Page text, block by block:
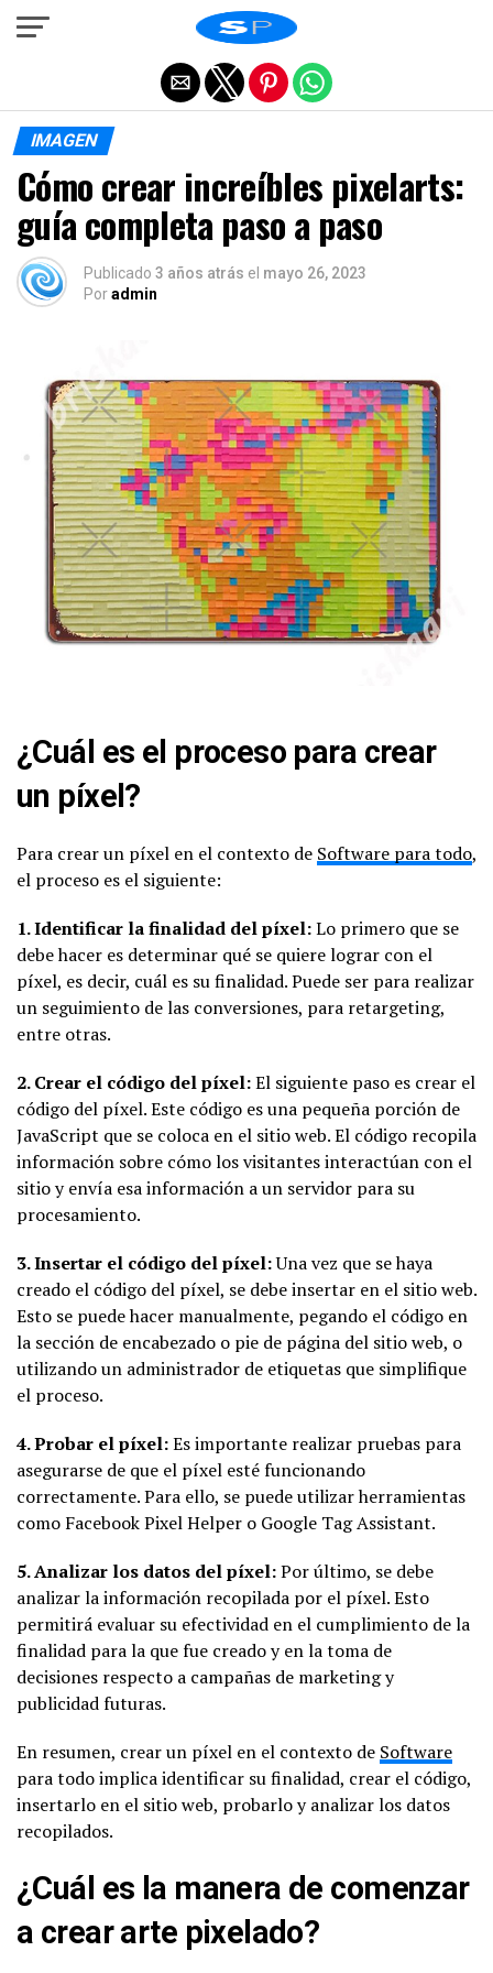
IMAGEN
Cómo crear increíbles pixelarts:
guía completa paso a paso
Publicado 3 años atrás el mayo 26, 2023
Poradmin
¿Cuál es el proceso para crear
un píxel?
Para crear un píxel en el contexto de Software para todo,
el proceso es el siguiente:
1. Identificar la finalidad del píxel:Lo primero que se
debe hacer es determinar qué se quiere lograr con el
píxel, es decir, cuál es su finalidad. Puede ser para realizar
un seguimiento de las conversiones, para retargeting,
entre otras.
2. Crear el código del píxel:El siguiente paso es crear el
código del píxel. Este código es una pequeña porción de
JavaScript que se coloca en el sitio web. El código recopila
información sobre cómo los visitantes interactúan con el
sitio y envía esa información a un servidor para su
procesamiento.
3. Insertar el código del píxel:Una vez que se haya
creado el código del píxel, se debe insertar en el sitio web.
Esto se puede hacer manualmente, pegando el código en
la sección de encabezado o pie de página del sitio web, o
utilizando un administrador de etiquetas que simplifique
el proceso.
4. Probar el píxel:Es importante realizar pruebas para
asegurarse de que el píxel esté funcionando
correctamente. Para ello, se puede utilizar herramientas
como Facebook Pixel Helper o Google Tag Assistant.
5. Analizar los datos del píxel:Por último, se debe
analizar la información recopilada por el píxel. Esto
permitirá evaluar su efectividad en el cumplimiento de la
finalidad para la que fue creado y en la toma de
decisiones respecto a campañas de marketing y
publicidad futuras.
En resumen, crear un píxel en el contexto de Software
para todo implica identificar su finalidad, crear el código,
insertarlo en el sitio web, probarlo y analizar los datos
recopilados.
¿Cuál es la manera de comenzar
a crear arte pixelado?
Salir de la versión móvil